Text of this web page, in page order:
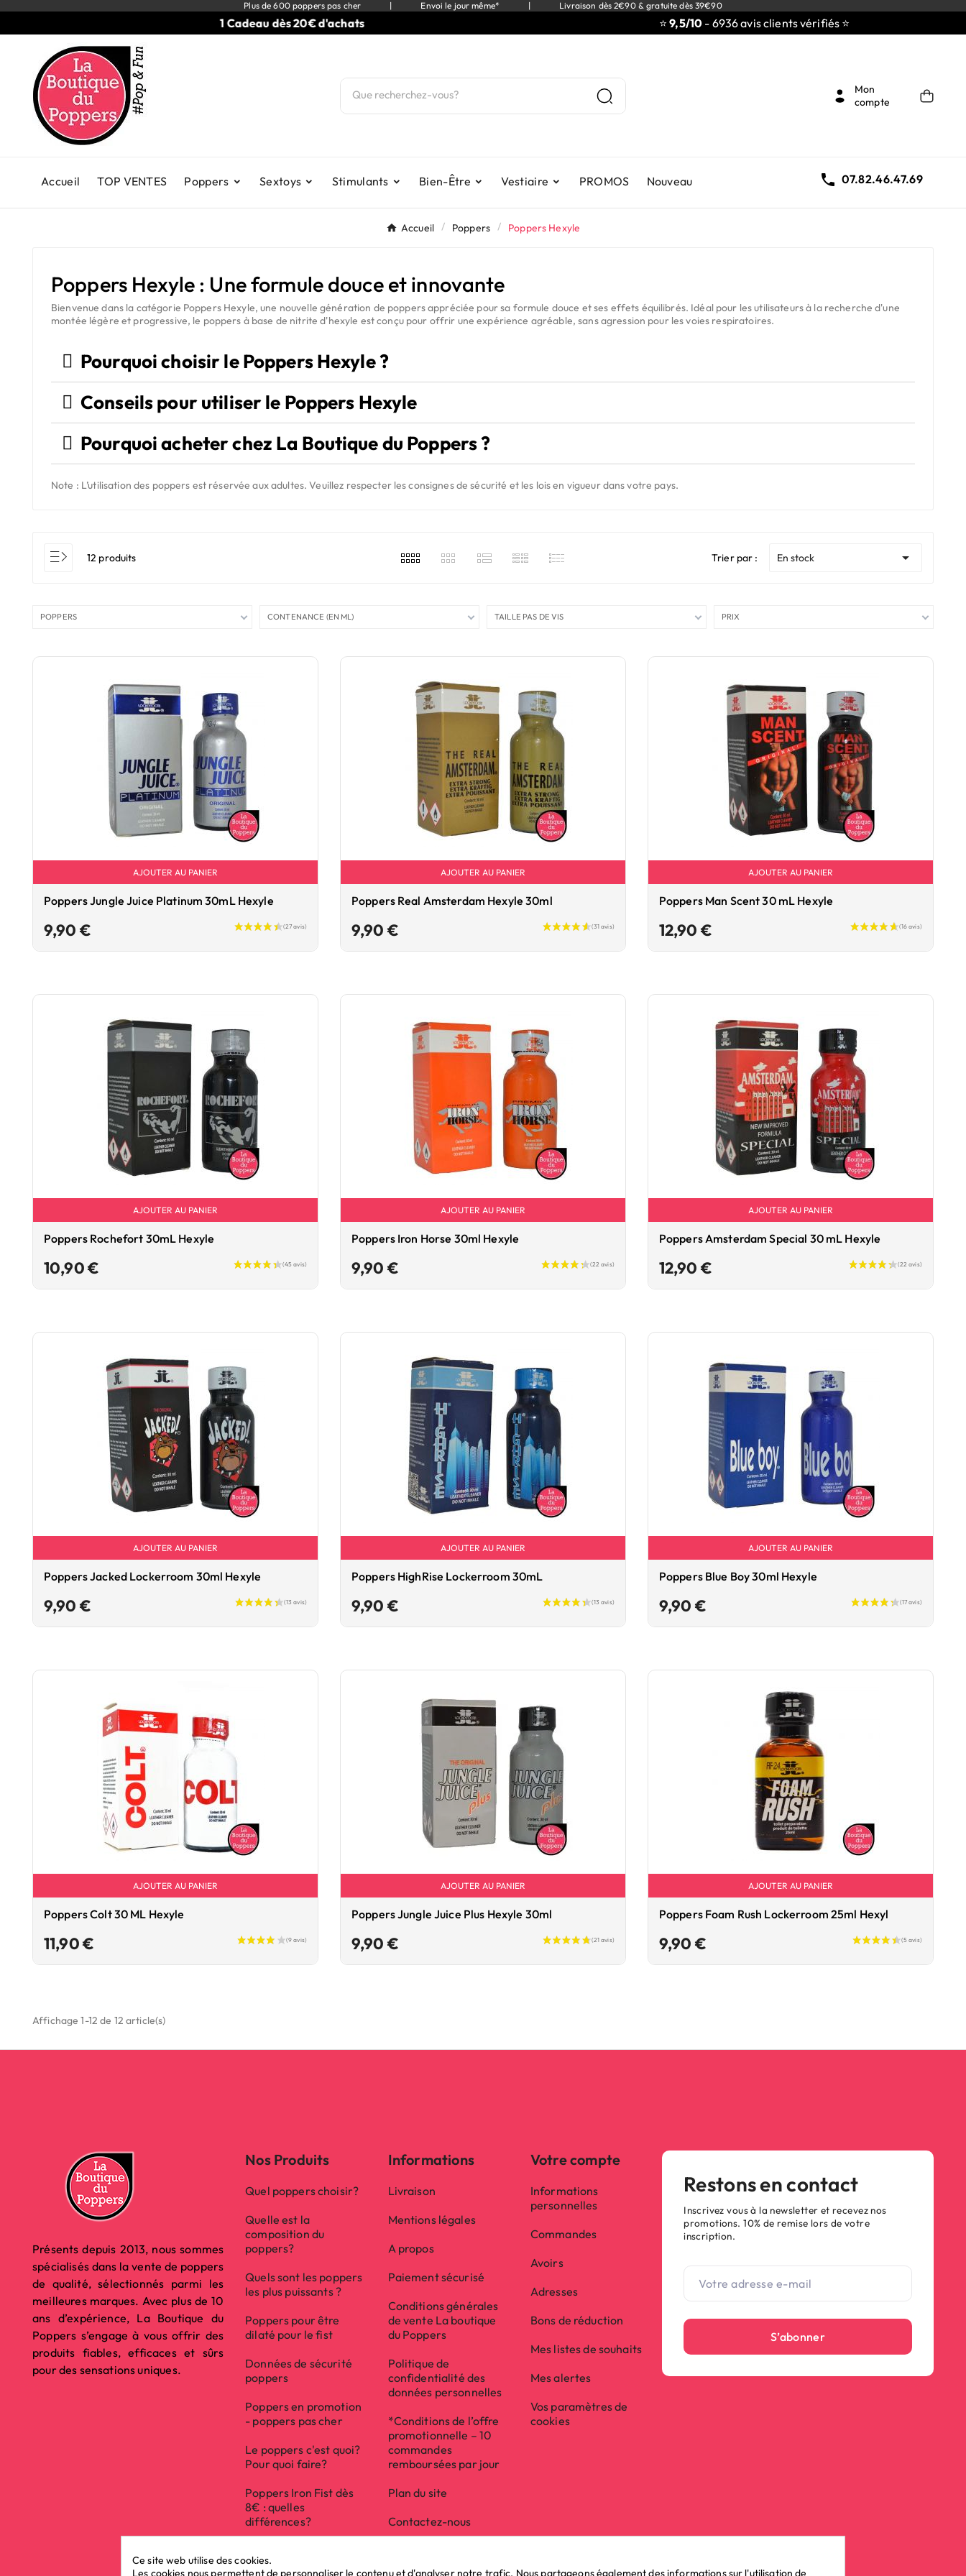
Plus de 600 poppers pas cher | Envoi le jour même* | Livraison dès 2€90 & gratuite dès 39€90
1 Cadeau dès 20€ d'achats 9,5/10- 6936 avis clients vérifiés ⭐
Mon
compte
Accueil TOP VENTES Poppers Sextoys Stimulants Bien-Être Vestiaire PROMOS Nouveau  07.82.46.47.69
Accueil Poppers Poppers Hexyle
Poppers Hexyle : Une formule douce et innovante
Bienvenue dans la catégorie Poppers Hexyle, une nouvelle génération de poppers appréciée pour sa formule douce et ses effets équilibrés. Idéal pour les utilisateurs à la recherche d'une
montée légère et progressive, le poppers à base de nitrite d'hexyle est conçu pour offrir une expérience agréable, sans agression pour les voies respiratoires.
Pourquoi choisir le Poppers Hexyle ?
Conseils pour utiliser le Poppers Hexyle
Pourquoi acheter chez La Boutique du Poppers ?
Note : L’utilisation des poppers est réservée aux adultes. Veuillez respecter les consignes de sécurité et les lois en vigueur dans votre pays.
12 produits Trier par : En stock 
POPPERS CONTENANCE (EN ML) TAILLE PAS DE VIS PRIX
AJOUTER AU PANIER
Poppers Jungle Juice Platinum 30mL Hexyle
9,90 €Prix
AJOUTER AU PANIER
Poppers Real Amsterdam Hexyle 30ml
9,90 €Prix
AJOUTER AU PANIER
Poppers Man Scent 30 mL Hexyle
12,90 €Prix
AJOUTER AU PANIER
Poppers Rochefort 30mL Hexyle
10,90 €Prix
AJOUTER AU PANIER
Poppers Iron Horse 30ml Hexyle
9,90 €Prix
AJOUTER AU PANIER
Poppers Amsterdam Special 30 mL Hexyle
12,90 €Prix
AJOUTER AU PANIER
Poppers Jacked Lockerroom 30ml Hexyle
9,90 €Prix
AJOUTER AU PANIER
Poppers HighRise Lockerroom 30mL
9,90 €Prix
AJOUTER AU PANIER
Poppers Blue Boy 30ml Hexyle
9,90 €Prix
AJOUTER AU PANIER
Poppers Colt 30 ML Hexyle
11,90 €Prix
AJOUTER AU PANIER
Poppers Jungle Juice Plus Hexyle 30ml
9,90 €Prix
AJOUTER AU PANIER
Poppers Foam Rush Lockerroom 25ml Hexyl
9,90 €Prix
Affichage 1-12 de 12 article(s)
Présents depuis 2013, nous sommes
spécialisés dans la vente de poppers
de qualité, sélectionnés parmi les
meilleures marques. Avec plus de 10
ans d’expérience, La Boutique du
Poppers s’engage à vous offrir des
produits fiables, efficaces et sûrs
pour des sensations uniques.
Nos Produits
Quel poppers choisir?
Quelle est la
composition du
poppers?
Quels sont les poppers
les plus puissants ?
Poppers pour être
dilaté pour le fist
Données de sécurité
poppers
Poppers en promotion
- poppers pas cher
Le poppers c'est quoi?
Pour quoi faire?
Poppers Iron Fist dès
8€ : quelles
différences?
Informations
Livraison
Mentions légales
A propos
Paiement sécurisé
Conditions générales
de vente La boutique
du Poppers
Politique de
confidentialité des
données personnelles
*Conditions de l’offre
promotionnelle – 10
commandes
remboursées par jour
Plan du site
Contactez-nous
Votre compte
Informations
personnelles
Commandes
Avoirs
Adresses
Bons de réduction
Mes listes de souhaits
Mes alertes
Vos paramètres de
cookies
Restons en contact
Inscrivez vous à la newsletter et recevez nos
promotions. 10% de remise lors de votre
inscription.
S’abonner
Ce site web utilise des cookies.
Les cookies nous permettent de personnaliser le contenu et d'analyser notre trafic. Nous partageons également des informations sur l'utilisation de